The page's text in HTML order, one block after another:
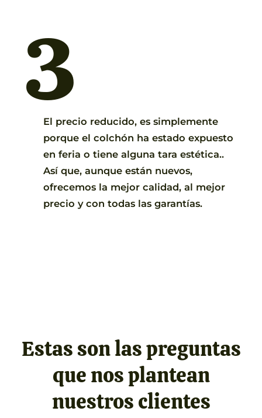
3
El precio reducido, es simplemente
porque el colchón ha estado expuesto
en feria o tiene alguna tara estética..
Así que, aunque están nuevos,
ofrecemos la mejor calidad, al mejor
precio y con todas las garantías.
Estas son las preguntas
que nos plantean
nuestros clientes